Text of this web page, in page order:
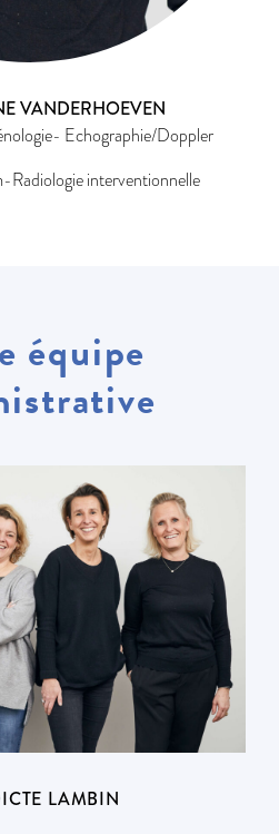
VANDERHOEVEN
Echographie/Doppler
Radiologie interventionnelle
équipe
LAMBIN